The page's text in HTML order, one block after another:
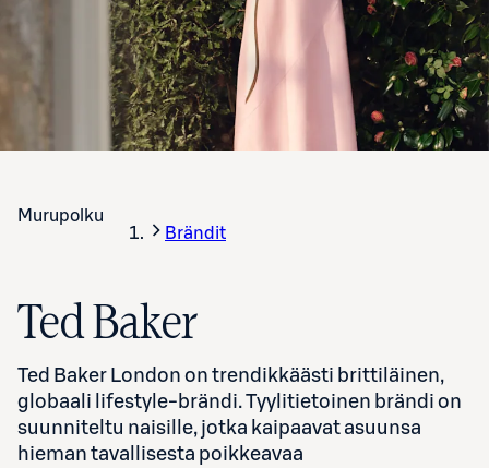
Murupolku
Brändit
Ted Baker
Ted Baker London on trendikkäästi brittiläinen,
globaali lifestyle-brändi. Tyylitietoinen brändi on
suunniteltu naisille, jotka kaipaavat asuunsa
hieman tavallisesta poikkeavaa